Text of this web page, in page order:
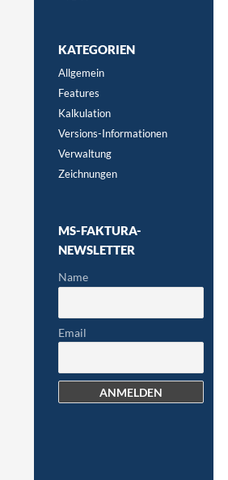
KATEGORIEN
Allgemein
Features
Kalkulation
Versions-Informationen
Verwaltung
Zeichnungen
MS-FAKTURA-
NEWSLETTER
Name
Email